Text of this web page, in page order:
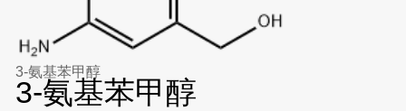
3-氨基苯甲醇
3-氨基苯甲醇